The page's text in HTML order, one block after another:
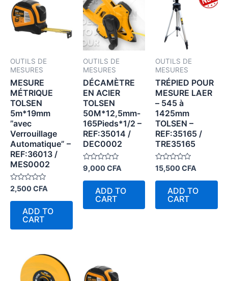
OUTILS DE
MESURES
MESURE
MÉTRIQUE
TOLSEN
5m*19mm
”avec
Verrouillage
Automatique” –
REF:36013 /
MES0002
Rated
out
2,500CFA
ADD TO
CART
OUTILS DE
MESURES
DÉCAMÈTRE
EN ACIER
TOLSEN
50M*12,5mm-
165Pieds*1/2 –
REF:35014 /
DEC0002
Rated
out
9,000CFA
ADD TO
CART
OUTILS DE
MESURES
TRÉPIED POUR
MESURE LAER
– 545 à
1425mm
TOLSEN –
REF:35165 /
TRE35165
Rated
out
15,500CFA
ADD TO
CART